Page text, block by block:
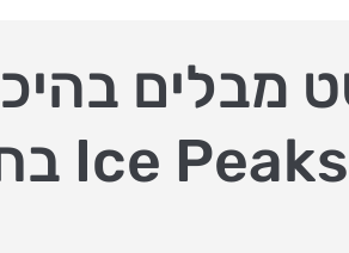
מבלים